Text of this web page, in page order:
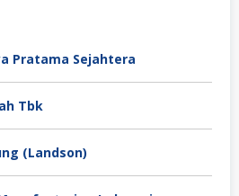
Pratama Sejahtera
Tbk
(Landson)